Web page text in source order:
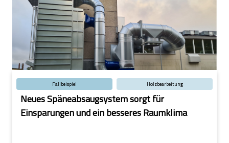
Fallbeispiel Holzbearbeitung
Neues Späneabsaugsystem sorgt für
Einsparungen und ein besseres Raumklima